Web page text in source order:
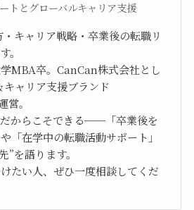
トとグローバルキャリア支援
キャリア戦略・卒業後の転職リ
。
MBA卒。CanCan株式会社とし
ャリア支援ブランド
営。
からこそできる──「卒業後を
「在学中の転職活動サポート」
”を語ります。
たい人、ぜひ一度相談してくだ